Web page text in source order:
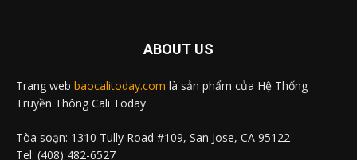
ABOUT US
Trang web baocalitoday.com là sản phẩm của Hệ Thống
Truyền Thông Cali Today
Tòa soạn: 1310 Tully Road #109, San Jose, CA 95122
Tel: (408) 482-6527